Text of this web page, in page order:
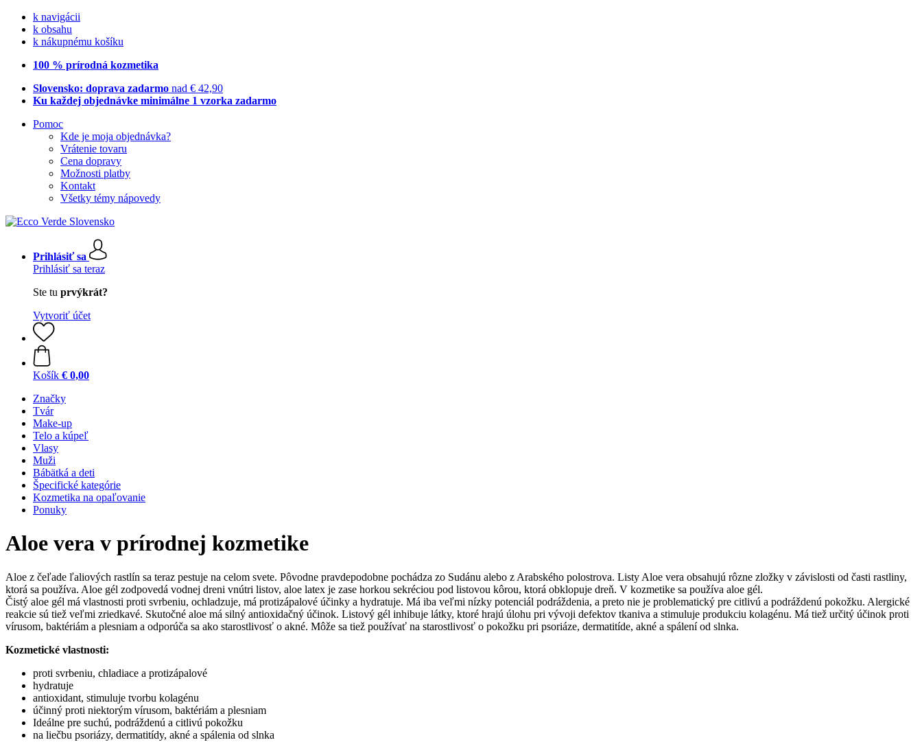
k navigácii
k obsahu
k nákupnému košíku
100 % prírodná kozmetika
Slovensko: doprava zadarmo nad € 42,90
Ku každej objednávke minimálne 1 vzorka zadarmo
Pomoc
Kde je moja objednávka?
Vrátenie tovaru
Cena dopravy
Možnosti platby
Kontakt
Všetky témy nápovedy
Prihlásiť sa
Prihlásiť sa teraz
Ste tu prvýkrát?
Vytvoriť účet
Košík € 0,00
Značky
Tvár
Make-up
Telo a kúpeľ
Vlasy
Muži
Bábätká a deti
Špecifické kategórie
Kozmetika na opaľovanie
Ponuky
Aloe vera v prírodnej kozmetike
Aloe z čeľade ľaliových rastlín sa teraz pestuje na celom svete. Pôvodne pravdepodobne pochádza zo Sudánu alebo z Arabského polostrova. Listy Aloe vera obsahujú rôzne zložky v závislosti od časti rastliny,
ktorá sa používa. Aloe gél zodpovedá vodnej dreni vnútri listov, aloe latex je zase horkou sekréciou pod listovou kôrou, ktorá obklopuje dreň. V kozmetike sa používa aloe gél.
Čistý aloe gél má vlastnosti proti svrbeniu, ochladzuje, má protizápalové účinky a hydratuje. Má iba veľmi nízky potenciál podráždenia, a preto nie je problematický pre citlivú a podráždenú pokožku. Alergické
reakcie sú tiež veľmi zriedkavé. Skutočné aloe má silný antioxidačný účinok. Listový gél inhibuje látky, ktoré hrajú úlohu pri vývoji defektov tkaniva a stimuluje produkciu kolagénu. Má tiež určitý účinok proti
vírusom, baktériám a plesniam a odporúča sa ako starostlivosť o akné. Môže sa tiež používať na starostlivosť o pokožku pri psoriáze, dermatitíde, akné a spálení od slnka.
Kozmetické vlastnosti:
proti svrbeniu, chladiace a protizápalové
hydratuje
antioxidant, stimuluje tvorbu kolagénu
účinný proti niektorým vírusom, baktériám a plesniam
Ideálne pre suchú, podráždenú a citlivú pokožku
na liečbu psoriázy, dermatitídy, akné a spálenia od slnka